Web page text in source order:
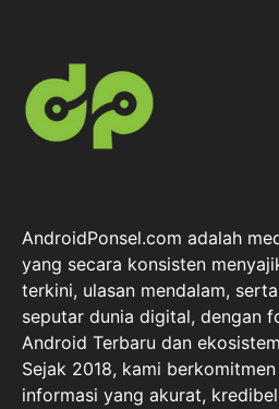
AndroidPonsel.com adalah
yang secara konsisten
terkini, ulasan mendalam,
seputar dunia digital, dengan
Android Terbaru dan
Sejak 2018, kami
informasi yang akurat,